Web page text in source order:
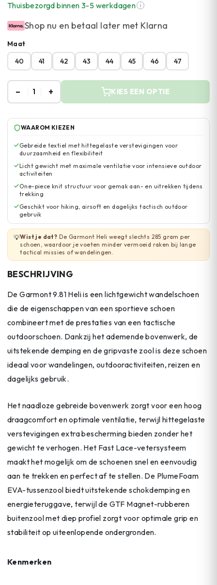
Thuisbezorgd binnen 3-5 werkdagen
Shop nu en betaal later met Klarna
Maat
40
41 42 43 44 45 46 47
– 1 + KIES EEN OPTIE
WAAROM KIEZEN
Gebreide textiel met hittegelaste verstevigingen voor
duurzaamheid en flexibiliteit
Licht gewicht met maximale ventilatie voor intensieve outdoor
activiteiten
One-piece knit structuur voor gemak aan- en uitrekken tijdens
trekking
Geschikt voor hiking, airsoft en dagelijks tactisch outdoor
gebruik
💡Wist je dat? De Garmont Heli weegt slechts 285 gram per
schoen, waardoor je voeten minder vermoeid raken bij lange
tactical missies of wandelingen.
BESCHRIJVING
De Garmont 9.81 Heli is een lichtgewicht wandelschoen
die de eigenschappen van een sportieve schoen
combineert met de prestaties van een tactische
outdoorschoen. Dankzij het ademende bovenwerk, de
uitstekende demping en de gripvaste zool is deze schoen
ideaal voor wandelingen, outdooractiviteiten, reizen en
dagelijks gebruik.
Het naadloze gebreide bovenwerk zorgt voor een hoog
draagcomfort en optimale ventilatie, terwijl hittegelaste
verstevigingen extra bescherming bieden zonder het
gewicht te verhogen. Het Fast Lace-vetersysteem
maakt het mogelijk om de schoenen snel en eenvoudig
aan te trekken en perfect af te stellen. De PlumeFoam
EVA-tussenzool biedt uitstekende schokdemping en
energieteruggave, terwijl de GTF Magnet-rubberen
buitenzool met diep profiel zorgt voor optimale grip en
stabiliteit op uiteenlopende ondergronden.
Kenmerken